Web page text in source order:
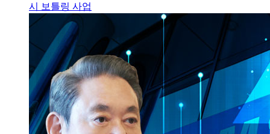
시 보틀링 사업